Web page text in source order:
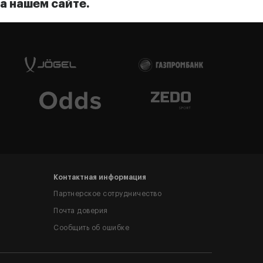
нашем сайте.
Контактная информация
Партнерское сотрудничество
Почта доверия
Сообщить об ошибке